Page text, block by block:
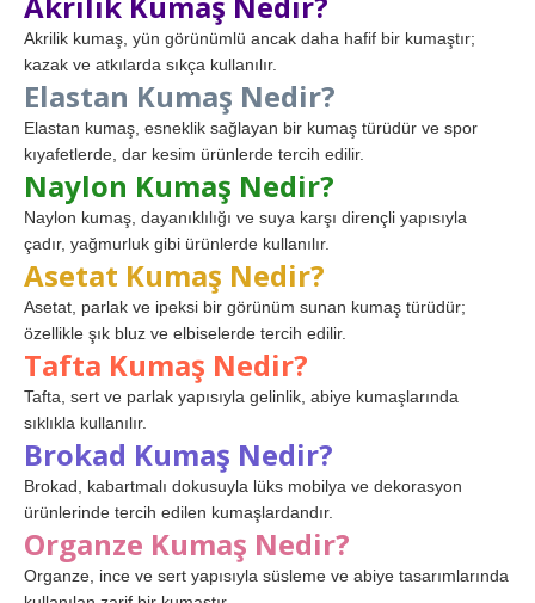
Akrilik kumaş, yün görünümlü ancak daha hafif bir kumaştır;
kazak ve atkılarda sıkça kullanılır.
Elastan Kumaş Nedir?
Elastan kumaş, esneklik sağlayan bir kumaş türüdür ve spor
kıyafetlerde, dar kesim ürünlerde tercih edilir.
Naylon Kumaş Nedir?
Naylon kumaş, dayanıklılığı ve suya karşı dirençli yapısıyla
çadır, yağmurluk gibi ürünlerde kullanılır.
Asetat Kumaş Nedir?
Asetat, parlak ve ipeksi bir görünüm sunan kumaş türüdür;
özellikle şık bluz ve elbiselerde tercih edilir.
Tafta Kumaş Nedir?
Tafta, sert ve parlak yapısıyla gelinlik, abiye kumaşlarında
sıklıkla kullanılır.
Brokad Kumaş Nedir?
Brokad, kabartmalı dokusuyla lüks mobilya ve dekorasyon
ürünlerinde tercih edilen kumaşlardandır.
Organze Kumaş Nedir?
Organze, ince ve sert yapısıyla süsleme ve abiye tasarımlarında